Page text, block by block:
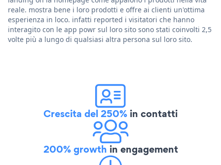
reale. mostra bene i loro prodotti e offre ai clienti un'ottima
esperienza in loco. infatti reported i visitatori che hanno
interagito con le app powr sul loro sito sono stati coinvolti 2,5
volte più a lungo di qualsiasi altra persona sul loro sito.
Crescita del 250% in contatti
200% growth in engagement